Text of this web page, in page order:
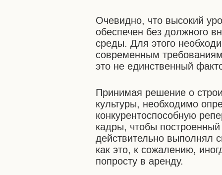
Очевидно, что высокий
обеспечен без должного
среды. Для этого
современным
это не единственный
Принимая решение о
культуры, необходимо
конкурентоспособную
кадры, чтобы
действительно выполнял
как это, к сожалению,
попросту в аренду.